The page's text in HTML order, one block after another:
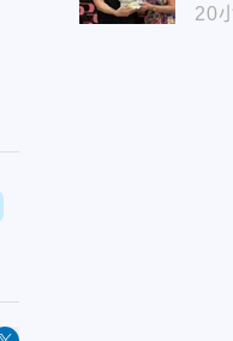
20